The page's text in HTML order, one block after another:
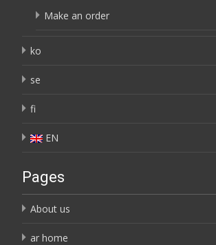
Make an order
ko
se
fi
EN
Pages
About us
ar home